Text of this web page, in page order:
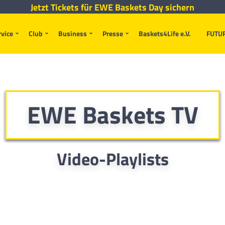
Club Business Presse Baskets4Life e.V.
Jetzt Tickets für EWE Baskets Day sichern
EWE Baskets TV
Video-Playlists